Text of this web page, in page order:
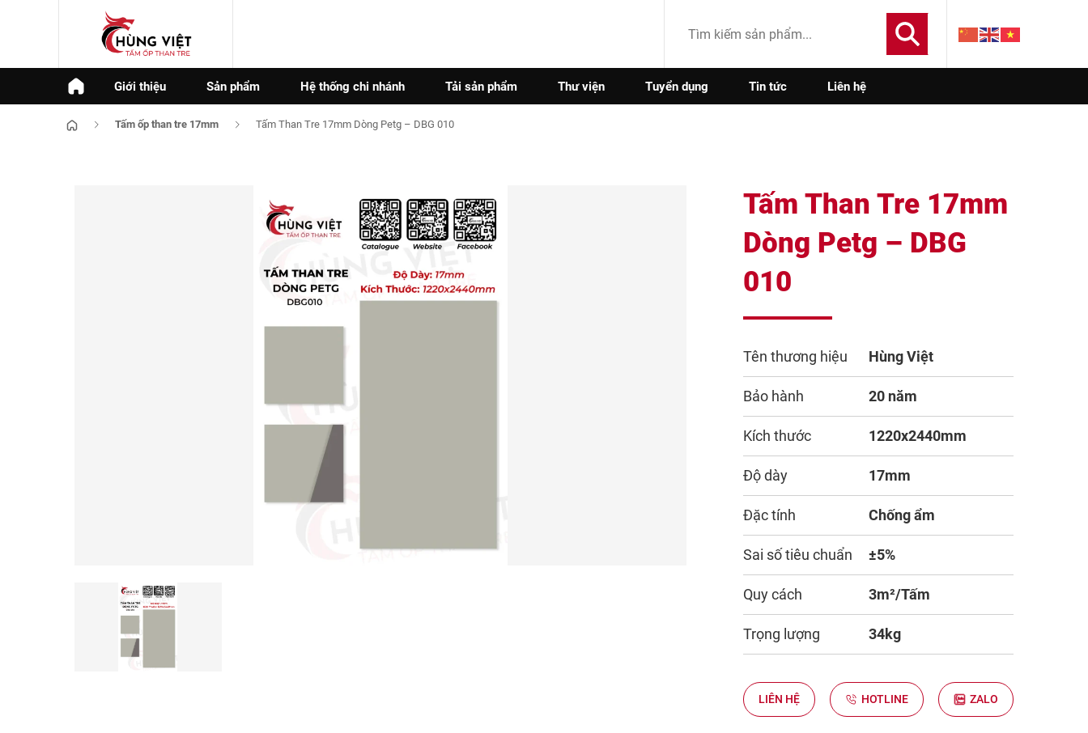
Giới thiệu Sản phẩm Hệ thống chi nhánh Tải sản phẩm Thư viện Tuyển dụng Tin tức Liên hệ
Tấm ốp than tre 17mm Tấm Than Tre 17mm Dòng Petg – DBG 010
Tấm Than Tre 17mm
Dòng Petg – DBG
010
Tên thương hiệu Hùng Việt
Bảo hành 20 năm
Kích thước 1220x2440mm
Độ dày 17mm
Đặc tính Chống ẩm
Sai số tiêu chuẩn ±5%
Quy cách 3m²/Tấm
Trọng lượng 34kg
LIÊN HỆ HOTLINE ZALO